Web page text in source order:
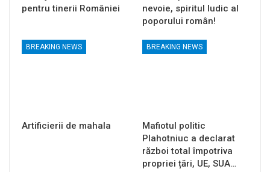
pentru tinerii României
nevoie, spiritul ludic al
poporului român!
BREAKING NEWS
Artificierii de mahala
BREAKING NEWS
Mafiotul politic
Plahotniuc a declarat
război total împotriva
propriei țări, UE, SUA…